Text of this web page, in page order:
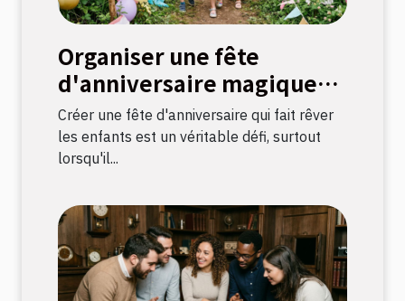
Organiser une fête
d'anniversaire magique
avec une chasse au trésor
sur le thème licorne
Créer une fête d'anniversaire qui fait rêver
les enfants est un véritable défi, surtout
lorsqu'il...